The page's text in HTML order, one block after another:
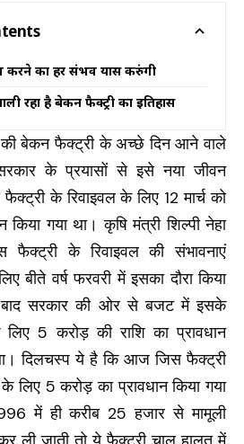
करने का हर संभव प्रयास करुंगी
रहा है बेकन फैक्ट्री का इतिहास
बेकन फैक्ट्री के अच्छे दिन आने वाले
के प्रयासों से इसे नया जीवन
के रिवाइवल के लिए 12 मार्च को
गया था। कृषि मंत्री शिल्पी नेहा
फैक्ट्री के रिवाइवल की संभावनाएं
बीते वर्ष फरवरी में इसका दौरा किया
सरकार की ओर से बजट में इसके
लिए 5 करोड़ की राशि का प्रावधान
दिलचस्प ये है कि आज जिस फैक्ट्री
लिए 5 करोड़ का प्रावधान किया गया
में ही करीब 25 हजार से मामूली